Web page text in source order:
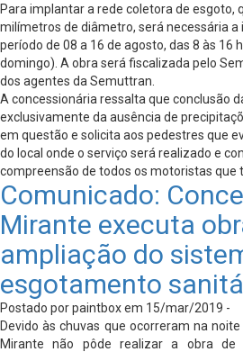
Para implantar a rede coletora de esgoto,
milímetros de diâmetro, será necessária a
período de 08 a 16 de agosto, das 8 às 16
domingo). A obra será fiscalizada pelo
dos agentes da Semuttran.
A concessionária ressalta que conclusão
exclusivamente da ausência de
em questão e solicita aos pedestres que
do local onde o serviço será realizado e
compreensão de todos os motoristas que
Comunicado:
Mirante executa
ampliação do
esgotamento
Postado por paintbox em 15/mar/2019 -
Devido às chuvas que ocorreram na
Mirante não pôde realizar a obra de